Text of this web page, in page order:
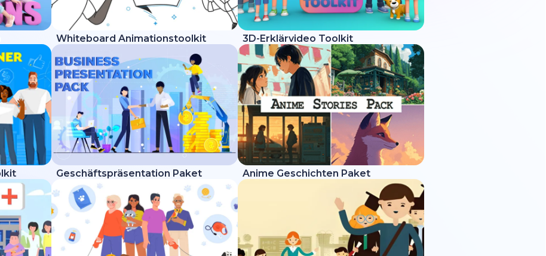
Whiteboard Animationstoolkit 3D-Erklärvideo Toolkit
Geschäftspräsentation Paket Anime Geschichten Paket